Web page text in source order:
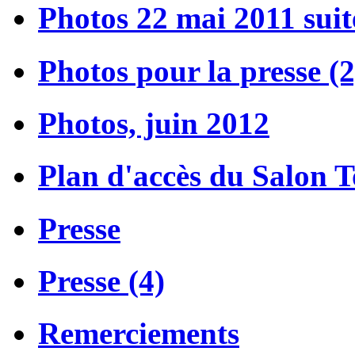
Photos 22 mai 2011
Photos pour la presse
Photos, juin 2012
Plan d'accès du Salon
Presse
Presse (4)
Remerciements